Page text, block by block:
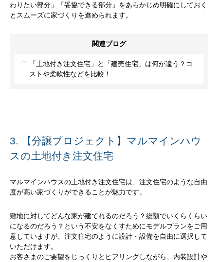
わりたい部分」「妥協できる部分」をあらかじめ明確にしておく
とスムーズに家づくりを進められます。
関連ブログ
「土地付き注文住宅」と「建売住宅」は何が違う？コ
ストや柔軟性などを比較！
3. 【分譲プロジェクト】マルマインハウ
スの土地付き注文住宅
マルマインハウスの土地付き注文住宅は、注文住宅のような自由
度が高い家づくりができることが魅力です。
敷地に対してどんな家が建てれるのだろう？総額でいくらくらい
になるのだろう？という不安をなくすためにモデルプランをご用
意していますが、注文住宅のように設計・設備を自由に選択して
いただけます。
お客さまのご要望をじっくりとヒアリングしながら、内装設計や